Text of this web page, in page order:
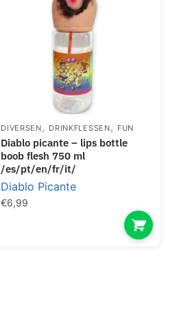
DIVERSEN , DRINKFLESSEN , FUN
diablo picante – lips bottle
boob flesh 750 ml
/es/pt/en/fr/it/
Diablo Picante
€6,99